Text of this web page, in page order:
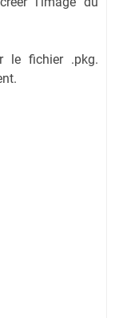
le fichier .pkg.